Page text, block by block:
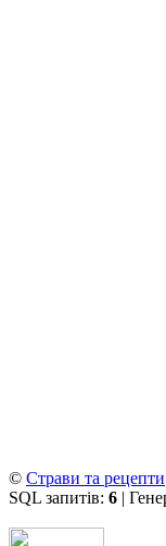
© Страви та рецепти
SQL запитів: 6 |